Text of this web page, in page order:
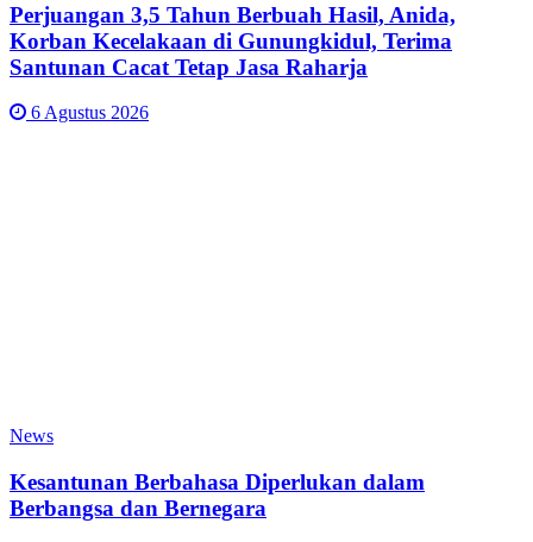
Perjuangan 3,5 Tahun Berbuah Hasil, Anida,
Korban Kecelakaan di Gunungkidul, Terima
Santunan Cacat Tetap Jasa Raharja
6 Agustus 2026
News
Kesantunan Berbahasa Diperlukan dalam
Berbangsa dan Bernegara